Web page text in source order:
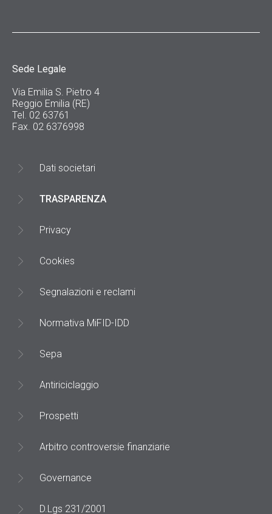
Sede Legale
Via Emilia S. Pietro 4
Reggio Emilia (RE)
Tel. 02 63761
Fax. 02 6376998
Dati societari
TRASPARENZA
Privacy
Cookies
Segnalazioni e reclami
Normativa MiFID-IDD
Sepa
Antiriciclaggio
Prospetti
Arbitro controversie finanziarie
Governance
D.Lgs 231/2001